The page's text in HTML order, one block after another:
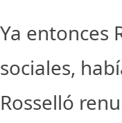
Ya entonces
sociales,
Rosselló